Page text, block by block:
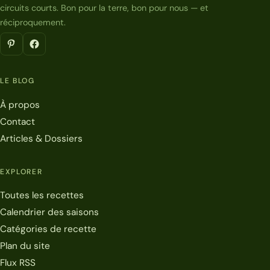
circuits courts. Bon pour la terre, bon pour nous — et
réciproquement.
LE BLOG
À propos
Contact
Articles & Dossiers
EXPLORER
Toutes les recettes
Calendrier des saisons
Catégories de recette
Plan du site
Flux RSS